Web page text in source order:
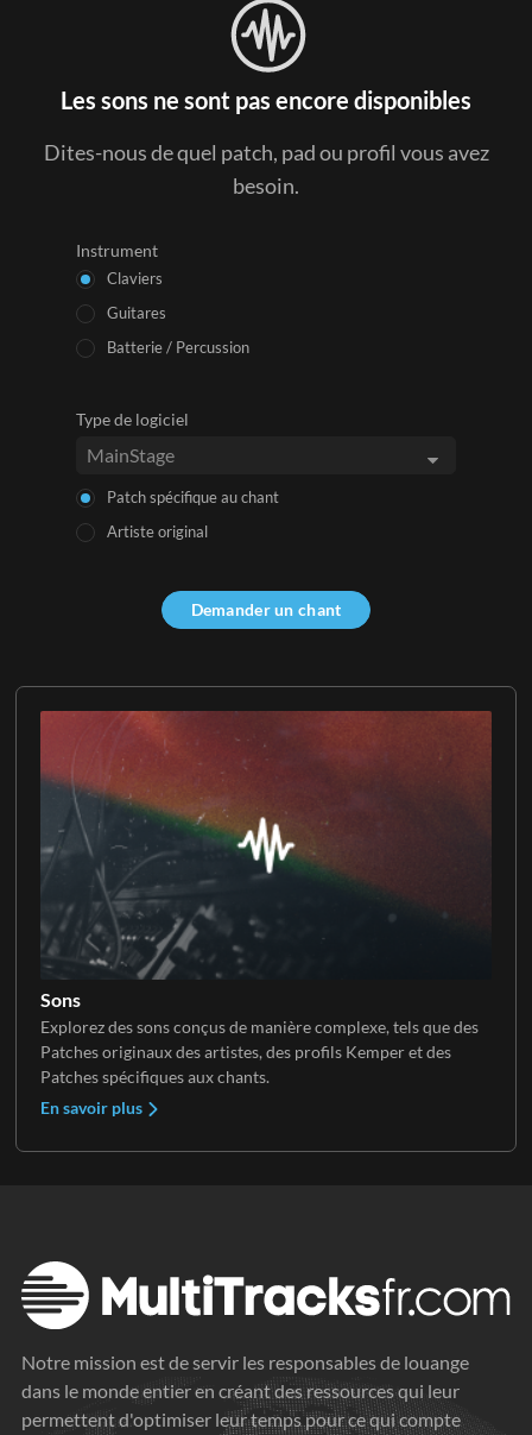
Sons
Explorez des sons conçus de manière complexe, tels que des
Patches originaux des artistes, des profils Kemper et des
Patches spécifiques aux chants.
En savoir plus
Les sons ne sont pas encore disponibles
Dites-nous de quel patch, pad ou profil vous avez
besoin.
Instrument
Claviers
Guitares
Batterie / Percussion
Type de logiciel
Patch spécifique au chant
Artiste original
Demander un chant
Notre mission est de servir les responsables de louange
dans le monde entier en créant des ressources qui leur
permettent d'optimiser leur temps pour ce qui compte